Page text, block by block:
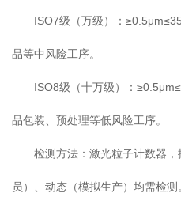
ISO7级（万级）：
品等中风险工序。
ISO8级（十万级）：
品包装、预处理等低风险工序。
检测方法：激光粒子计数器，
员）、动态（模拟生产）均需检测